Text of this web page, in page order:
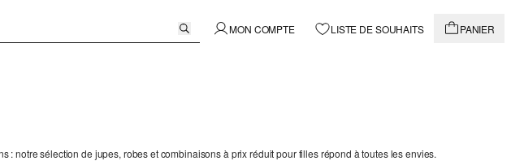
MON COMPTE LISTE DE SOUHAITS PANIER
notre sélection de jupes, robes et combinaisons à prix réduit pour filles répond à toutes les envies.